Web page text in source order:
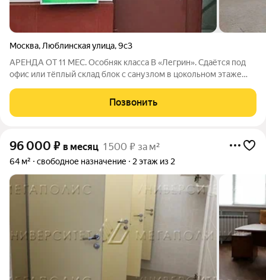
Москва, Люблинская улица,9с3
АРЕНДА ОТ 11 МЕС. Особняк класса B «Легрин». Сдаётся под
офис или тёплый склад блок с санузлом в цокольном этаже
отделка. Есть охрана. Электрическая мощность 15 кВт.УСН,
эксплуатационные
Позвонить
96 000 ₽ в месяц 1 500 ₽ за м²
64 м² свободное назначение 2 этаж из 2